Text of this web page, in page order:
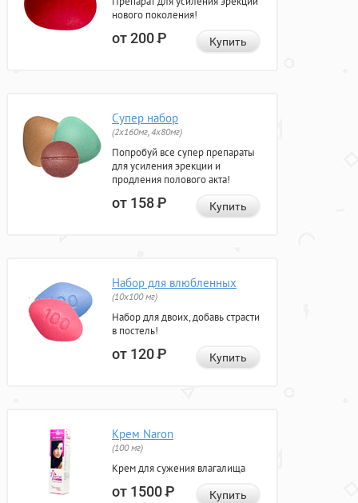
нового поколения!
от 200Р Купить
Супер набор
(2х160мг, 4х80мг)
Попробуй все супер препараты
для усиления эрекции и
продления полового акта!
от 158Р Купить
Набор для влюбленных
(10х100 мг)
Набор для двоих, добавь страсти
в постель!
от 120Р Купить
Крем Naron
(100 мг)
Крем для сужения влагалища
от 1500Р Купить